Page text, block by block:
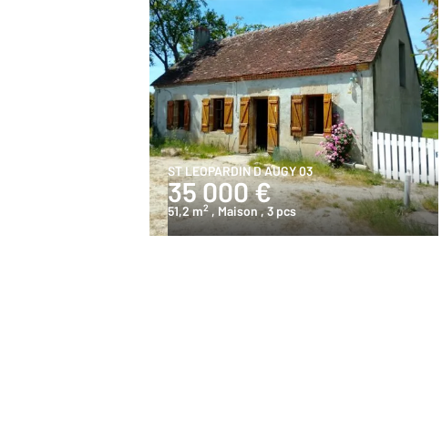
ST LEOPARDIN D AUGY 03
35 000 €
51,2 m2 , Maison, 3 pcs